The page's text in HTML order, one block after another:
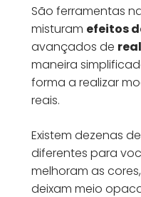
São ferramentas
misturam efeitos
avançados de
maneira
forma a realizar
reais.
Existem dezenas
diferentes para
melhoram as
deixam meio